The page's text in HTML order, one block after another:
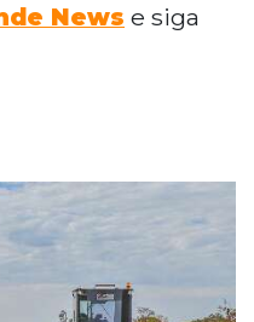
News e siga